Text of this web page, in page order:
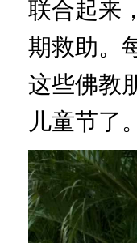
联合起来
期救助。
这些佛教
儿童节了。